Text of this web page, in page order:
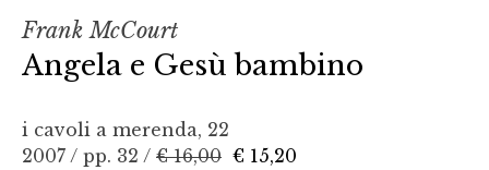
Frank McCourt
Angela e Gesù bambino
i cavoli a merenda, 22
2007 / pp. 32 / € 16,00 € 15,20